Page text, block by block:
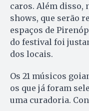
caros. Além disso,
shows, que serão
espaços de
do festival foi
dos locais.
Os 21 músicos
os que já foram
uma curadoria.